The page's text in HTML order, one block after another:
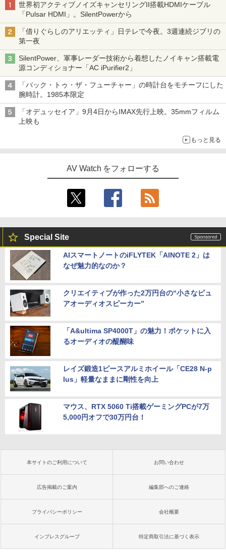
世界初アクティブノイズキャンセリングII搭載HDMIケーブル
「Pulsar HDMI」。SilentPowerから
「借りぐらしのアリエッティ」日テレで今夜。3週連続ジブリの
第一夜
SilentPower、軍事レーダー技術から着想したノイキャン搭載電
源コンディショナー「AC iPurifier2」
「バック・トゥ・ザ・フューチャー」の時計台をモチーフにした
腕時計。1985本限定
「オデュッセイア」9月4日からIMAX先行上映。35mmフィルム
上映も
もっと見る
AV Watch をフォローする
Special Site
AIスマートノートのiFLYTEK「AINOTE 2」は
なぜ魅力的なのか？
クリエイティブが作った2万円台の“小さなピュ
アオーディオスピーカー”
「A&ultima SP4000T」の魅力！ポケットに入
るオーディオの醍醐味
レイズ鍛造1ピースアルミホイール「CE28 N-p
lus」軽量なままに剛性を向上
マウス、RTX 5060 Ti搭載ゲーミングPCが7万
5,000円オフで30万円台！
本サイトのご利用について お問い合わせ
広告掲載のご案内 編集部へのご連絡
プライバシーポリシー 会社概要
インプレスグループ 特定商取引法に基づく表示